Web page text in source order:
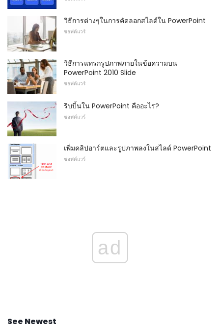
วิธีการต่างๆในการคัดลอกสไลด์ใน PowerPoint
ซอฟต์แวร์
วิธีการแทรกรูปภาพภายในข้อความบน
PowerPoint 2010 Slide
ซอฟต์แวร์
ริบบิ้นใน PowerPoint คืออะไร?
ซอฟต์แวร์
เพิ่มคลิปอาร์ตและรูปภาพลงในสไลด์ PowerPoint
ซอฟต์แวร์
ad
See Newest